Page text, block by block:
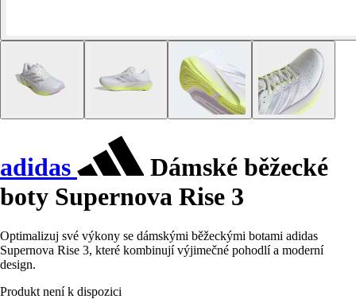
adidas
Dámské běžecké
boty Supernova Rise 3
Optimalizuj své výkony se dámskými běžeckými botami adidas
Supernova Rise 3, které kombinují výjimečné pohodlí a moderní
design.
Produkt není k dispozici